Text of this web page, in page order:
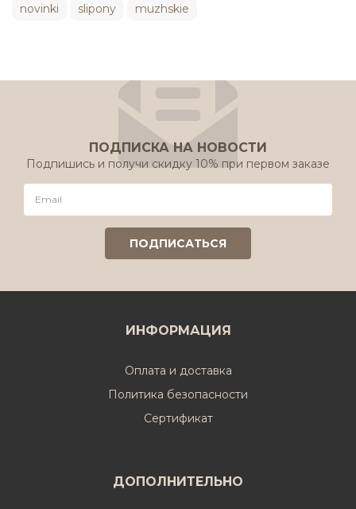
novinki
slipony muzhskie
ПОДПИСКА НА НОВОСТИ
Подпишись и получи скидку 10% при первом заказе
ИНФОРМАЦИЯ
Оплата и доставка
Политика безопасности
Cертификат
ДОПОЛНИТЕЛЬНО